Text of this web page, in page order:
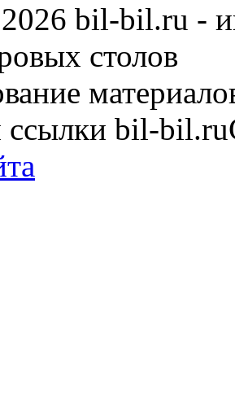
bil-bil.ru -
столов
ссылки bil-bil.ru